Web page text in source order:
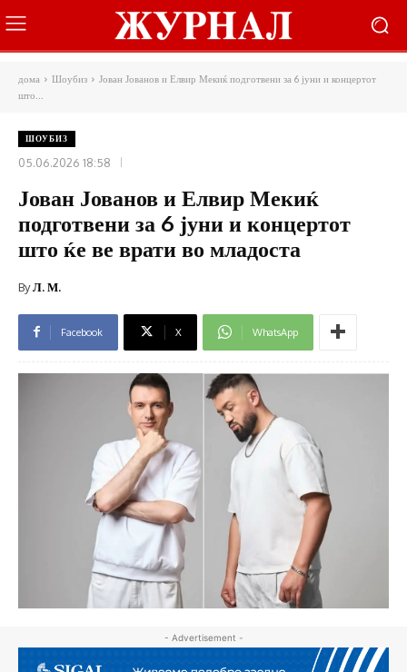
дома Шоубиз
Јован Јованов и Елвир Мекиќ подготвени за 6 јуни и концертот
што...
ШОУБИЗ
05.06.2026 18:58
Јован Јованов и Елвир Мекиќ
подготвени за 6 јуни и концертот
што ќе ве врати во младоста
ByЛ. М.
Facebook X WhatsApp
- Advertisement -